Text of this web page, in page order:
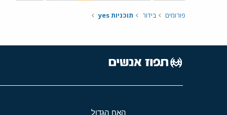
פורומים בידור תוכניות yes
האח הגדול